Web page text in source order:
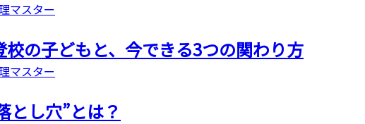
マスター
校の子どもと、今できる3つの関わり方
マスター
とし穴”とは？